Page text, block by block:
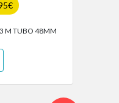
M TUBO 48MM